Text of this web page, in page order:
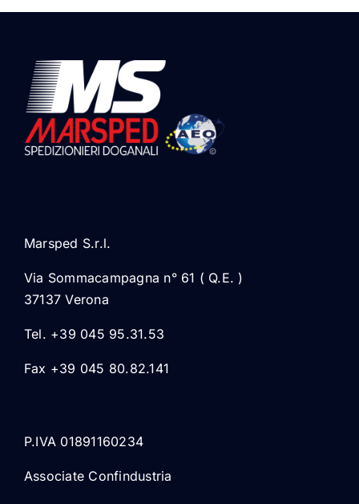
Marsped S.r.l.
Via Sommacampagna n° 61 ( Q.E. )
37137 Verona
Tel. +39 045 95.31.53
Fax +39 045 80.82.141
P.IVA 01891160234
Associate Confindustria